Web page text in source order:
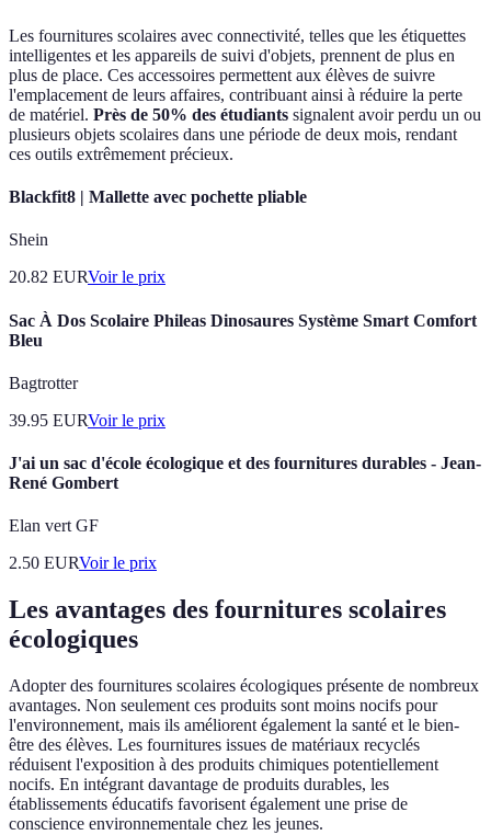
Les fournitures scolaires avec connectivité, telles que les étiquettes
intelligentes et les appareils de suivi d'objets, prennent de plus en
plus de place. Ces accessoires permettent aux élèves de suivre
l'emplacement de leurs affaires, contribuant ainsi à réduire la perte
de matériel. Près de 50% des étudiants signalent avoir perdu un ou
plusieurs objets scolaires dans une période de deux mois, rendant
ces outils extrêmement précieux.
Blackfit8 | Mallette avec pochette pliable
Shein
20.82 EURVoir le prix
Sac À Dos Scolaire Phileas Dinosaures Système Smart Comfort
Bleu
Bagtrotter
39.95 EURVoir le prix
J'ai un sac d'école écologique et des fournitures durables - Jean-
René Gombert
Elan vert GF
2.50 EURVoir le prix
Les avantages des fournitures scolaires
écologiques
Adopter des fournitures scolaires écologiques présente de nombreux
avantages. Non seulement ces produits sont moins nocifs pour
l'environnement, mais ils améliorent également la santé et le bien-
être des élèves. Les fournitures issues de matériaux recyclés
réduisent l'exposition à des produits chimiques potentiellement
nocifs. En intégrant davantage de produits durables, les
établissements éducatifs favorisent également une prise de
conscience environnementale chez les jeunes.